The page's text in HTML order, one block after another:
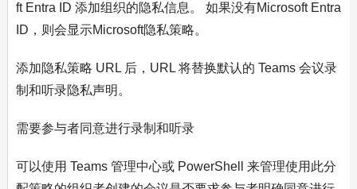
ft Entra ID 添加组织的隐私信息。 如果没有Microsoft Entra
ID，则会显示Microsoft隐私策略。
添加隐私策略 URL 后，URL 将替换默认的 Teams 会议录
制和听录隐私声明。
需要参与者同意进行录制和听录
可以使用 Teams 管理中心或 PowerShell 来管理使用此分